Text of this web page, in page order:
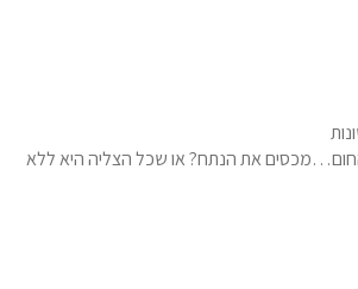
את הנתח? או שכל הצליה היא ללא